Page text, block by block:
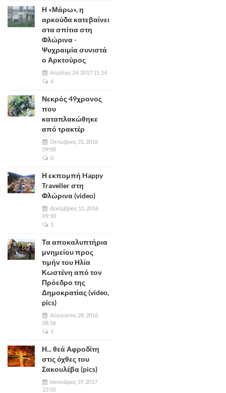
Η «Μάρω», η
αρκούδα κατεβαίνει
στα σπίτια στη
Φλώρινα -
Ψυχραιμία συνιστά
ο Αρκτούρος
Απρίλιος 24, 2017 15:24
6
Νεκρός 49χρονος
που
καταπλακώθηκε
από τρακτέρ
Οκτώβριος 31, 2016
09:00
0
Η εκπομπή Happy
Traveller στη
Φλώρινα (video)
Δεκέμβριος 11, 2016
09:50
1
Τα αποκαλυπτήρια
μνημείου προς
τιμήν του Ηλία
Κωστένη από τον
Πρόεδρο της
Δημοκρατίας (video,
pics)
Αύγουστος 28, 2016
08:56
1
Η... θεά Αφροδίτη
στις όχθες του
Σακουλέβα (pics)
Ιανουάριος 19, 2017
22:05